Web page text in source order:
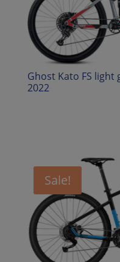
Ghost Kato FS
2022
Sale!